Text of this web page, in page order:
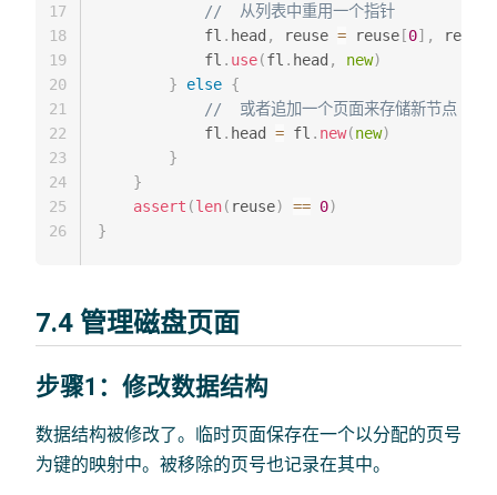
//  从列表中重用一个指针
            fl
. head , reuse = reuse [0] , reuse
            fl
. use(fl . head , new)
}
else {
//  或者追加一个页面来存储新节点
            fl
. head = fl . new(new)
}
}
assert (len( reuse) == 0)
}
17
18
19
20
21
22
23
24
25
26
7.4 管理磁盘页面
步骤1：修改数据结构
数据结构被修改了。临时页面保存在一个以分配的页号
为键的映射中。被移除的页号也记录在其中。